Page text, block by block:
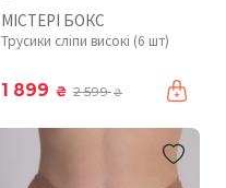
МІСТЕРІ БОКС
Трусики сліпи високі (6 шт)
1 899 ₴ 2 599₴